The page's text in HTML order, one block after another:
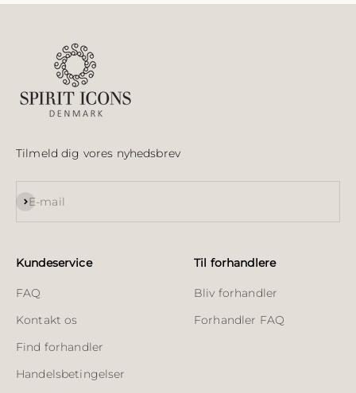
Tilmeld dig vores nyhedsbrev
E-mail
Abonnér
Kundeservice
FAQ
Kontakt os
Find forhandler
Handelsbetingelser
Til forhandlere
Bliv forhandler
Forhandler FAQ